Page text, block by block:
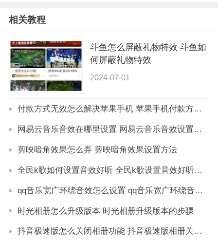
相关教程
斗鱼怎么屏蔽礼物特效 斗鱼如
何屏蔽礼物特效
2024-07-01
付款方式无效怎么解决苹果手机 苹果手机付款方式无效解决方法
网易云音乐音效在哪里设置 网易云音乐音效设置方法
剪映暗角效果怎么弄 剪映暗角效果设置方法
全民k歌如何设置音效好听 全民k歌设置音效好听方法
qq音乐宽广环绕音效怎么设置 qq音乐宽广环绕音效开启方法
时光相册怎么升级版本 时光相册升级版本的步骤
抖音极速版怎么关闭相册功能 抖音极速版相册关闭教程